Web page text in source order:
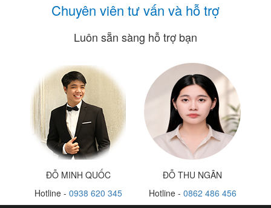
Chuyên viên tư vấn và hỗ trợ
Luôn sẵn sàng hỗ trợ bạn
ĐỖ MINH QUỐC
Hotline - 0938 620 345
ĐỖ THU NGÂN
Hotline - 0862 486 456